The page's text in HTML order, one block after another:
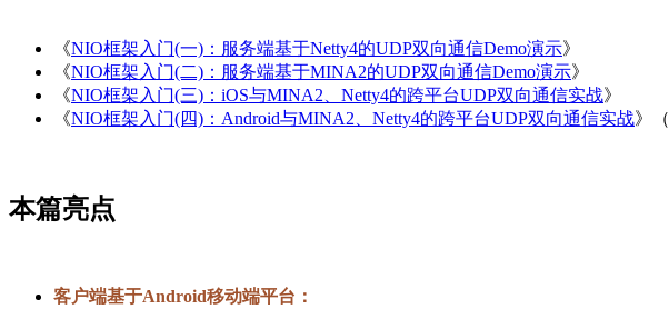
《NIO框架入门(一)：服务端基于Netty4的UDP双向通信Demo演示》
《NIO框架入门(二)：服务端基于MINA2的UDP双向通信Demo演示》
《NIO框架入门(三)：iOS与MINA2、Netty4的跨平台UDP双向通信实战》
《NIO框架入门(四)：Android与MINA2、Netty4的跨平台UDP双向通信实战》（
本篇亮点
客户端基于Android移动端平台：